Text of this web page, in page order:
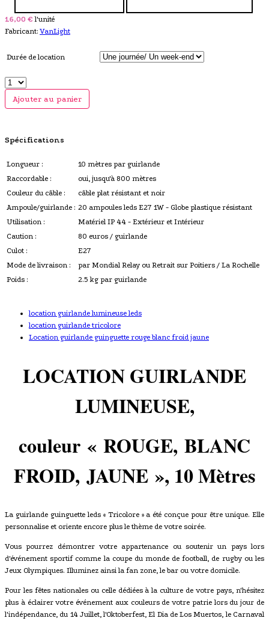
16,00 € l'unité
Fabricant: VanLight
Durée de location
Ajouter au panier
Spécifications
Longueur :
10 mètres par guirlande
Raccordable :
oui, jusqu'à 800 mètres
Couleur du câble :
câble plat résistant et noir
Ampoule/guirlande : 20 ampoules leds E27 1W - Globe plastique résistant
Utilisation :
Matériel IP 44 - Extérieur et Intérieur
Caution :
80 euros / guirlande
Culot :
E27
Mode de livraison :
par Mondial Relay ou Retrait sur Poitiers / La Rochelle
Poids :
2.5 kg par guirlande
location guirlande lumineuse leds
location guirlande tricolore
Location guirlande guinguette rouge blanc froid jaune
LOCATION GUIRLANDE
LUMINEUSE,
couleur « ROUGE, BLANC
FROID, JAUNE », 10 Mètres
La guirlande guinguette leds « Tricolore » a été conçue pour être unique. Elle
personnalise et oriente encore plus le thème de votre soirée.
Vous pourrez démontrer votre appartenance ou soutenir un pays lors
d'événement sportif comme la coupe du monde de football, de rugby ou les
Jeux Olympiques. Illuminez ainsi la fan zone, le bar ou votre domicile.
Pour les fêtes nationales ou celle dédiées à la culture de votre pays, n'hésitez
plus à éclairer votre événement aux couleurs de votre patrie lors du jour de
l'indépendance, du 14 Juillet, l'Oktoberfest, El Dia de Los Muertos, le Carnaval